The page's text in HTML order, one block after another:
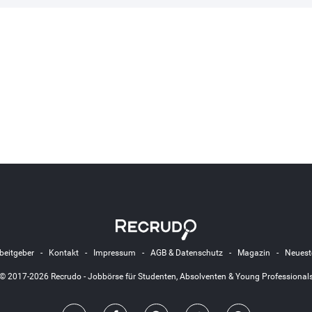
- Kontakt- Impressum - AGB & Datenschutz- Magazin -
© 2017-2026 Recrudo - Jobbörse für Studenten, Absolventen & Young